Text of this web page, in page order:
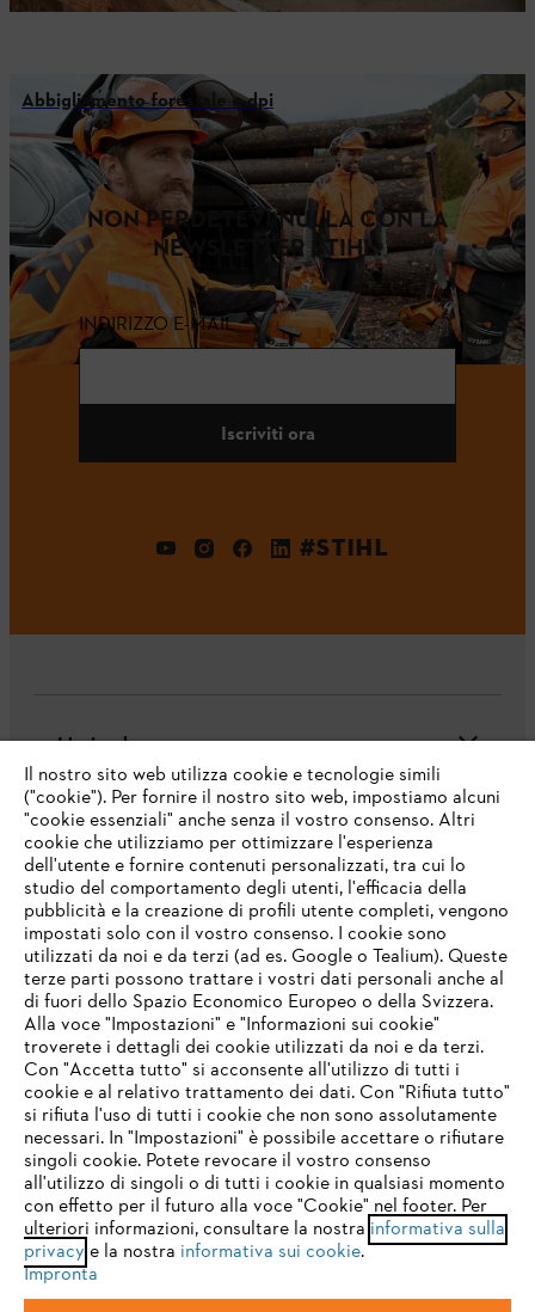
Abbigliamento forestale e dpi
NON PERDETEVI NULLA CON LA
NEWSLETTER STIHL.
INDIRIZZO E-MAIL
Iscriviti ora
#STIHL
L'azienda
Domande frequenti
Assistenza
Protezione dati Nota legale Cookies
Informazioni legali
STIHL VERTRIEBS AG, 8617 Mönchaltorf
IHR BROWSER WIRD NICHT
UNTERSTÜTZT
Sie nutzen einen Browser, den wir noch nicht unterstützen. Für
eine optimale Nutzung unserer Seite empfehlen wir Ihnen, zu
einem der folgenden Browser zu wechseln:
firefox chrome
safari edge
Il nostro sito web utilizza cookie e tecnologie simili
("cookie"). Per fornire il nostro sito web, impostiamo alcuni
"cookie essenziali" anche senza il vostro consenso. Altri
cookie che utilizziamo per ottimizzare l'esperienza
dell'utente e fornire contenuti personalizzati, tra cui lo
studio del comportamento degli utenti, l'efficacia della
pubblicità e la creazione di profili utente completi, vengono
impostati solo con il vostro consenso. I cookie sono
utilizzati da noi e da terzi (ad es. Google o Tealium). Queste
terze parti possono trattare i vostri dati personali anche al
di fuori dello Spazio Economico Europeo o della Svizzera.
Alla voce "Impostazioni" e "Informazioni sui cookie"
troverete i dettagli dei cookie utilizzati da noi e da terzi.
Con "Accetta tutto" si acconsente all'utilizzo di tutti i
cookie e al relativo trattamento dei dati. Con "Rifiuta tutto"
si rifiuta l'uso di tutti i cookie che non sono assolutamente
necessari. In "Impostazioni" è possibile accettare o rifiutare
singoli cookie. Potete revocare il vostro consenso
all'utilizzo di singoli o di tutti i cookie in qualsiasi momento
con effetto per il futuro alla voce "Cookie" nel footer. Per
ulteriori informazioni, consultare la nostra informativa sulla
privacy e la nostra informativa sui cookie.
Impronta